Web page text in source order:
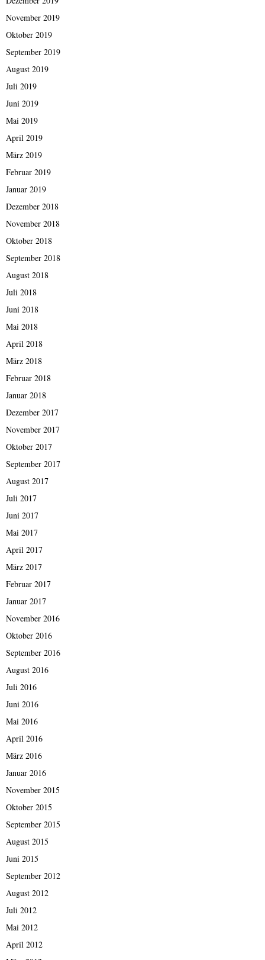
November 2019
Oktober 2019
September 2019
August 2019
Juli 2019
Juni 2019
Mai 2019
April 2019
März 2019
Februar 2019
Januar 2019
Dezember 2018
November 2018
Oktober 2018
September 2018
August 2018
Juli 2018
Juni 2018
Mai 2018
April 2018
März 2018
Februar 2018
Januar 2018
Dezember 2017
November 2017
Oktober 2017
September 2017
August 2017
Juli 2017
Juni 2017
Mai 2017
April 2017
März 2017
Februar 2017
Januar 2017
November 2016
Oktober 2016
September 2016
August 2016
Juli 2016
Juni 2016
Mai 2016
April 2016
März 2016
Januar 2016
November 2015
Oktober 2015
September 2015
August 2015
Juni 2015
September 2012
August 2012
Juli 2012
Mai 2012
April 2012